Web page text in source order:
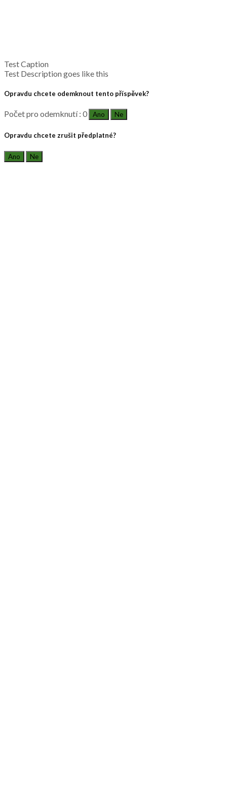
Test Caption
Test Description goes like this
Opravdu chcete odemknout tento příspěvek?
Počet pro odemknutí : 0 Ano Ne
Opravdu chcete zrušit předplatné?
Ano Ne